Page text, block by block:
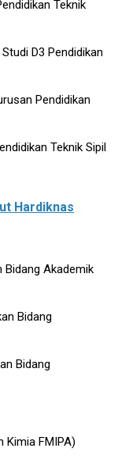
Teknik
D3 Pendidikan
Pendidikan
Teknik Sipil
Hardiknas
Bidang Akademik
Bidang
Bidang
FMIPA)